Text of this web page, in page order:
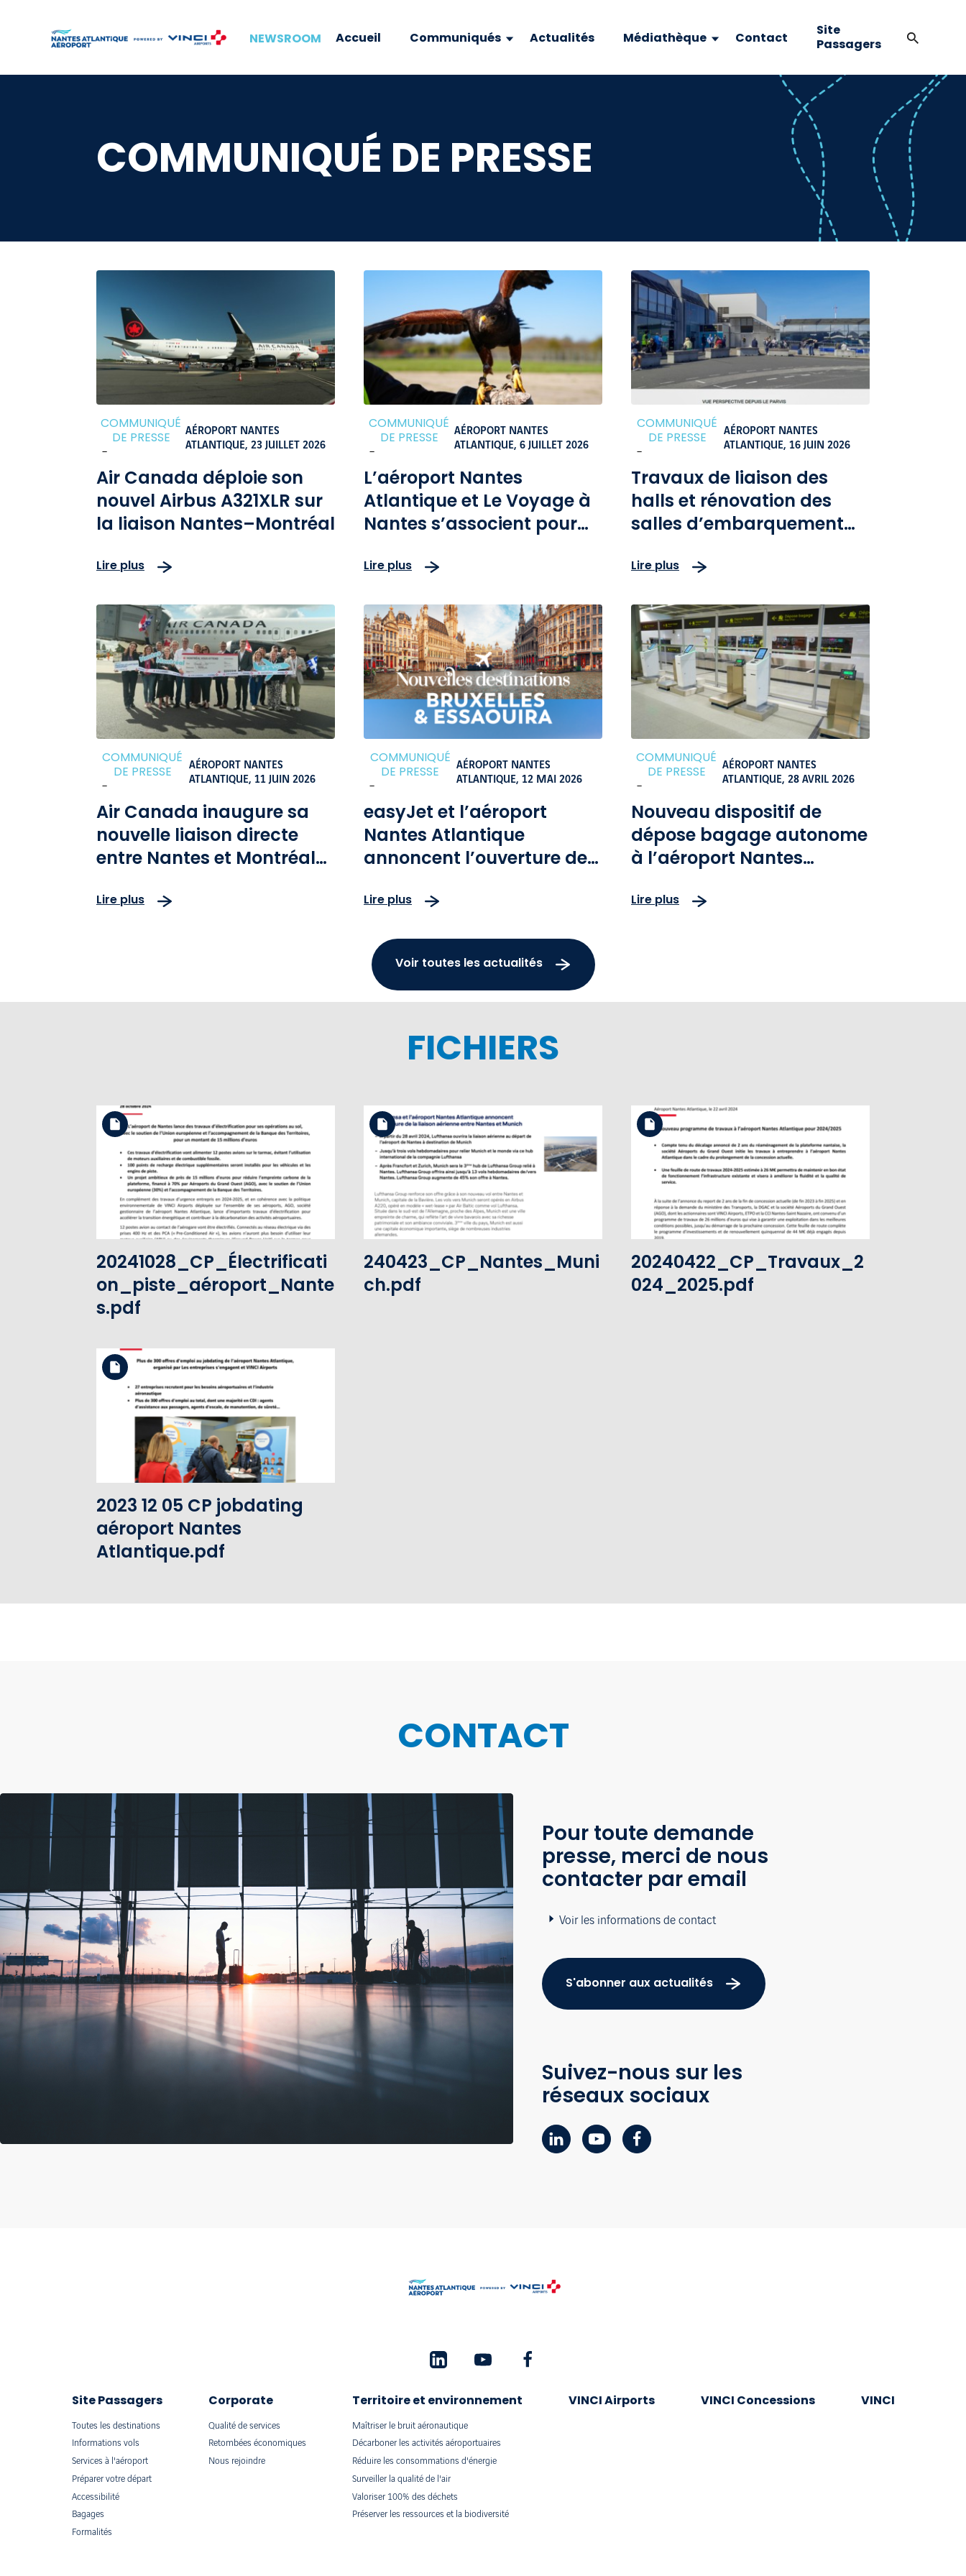
NEWSROOM Accueil Communiqués Actualités Médiathèque Contact
Site
Passagers
COMMUNIQUÉ DE PRESSE
COMMUNIQUÉ
DE PRESSE
-
AÉROPORT NANTES
ATLANTIQUE,23 JUILLET 2026
Air Canada déploie son
nouvel Airbus A321XLR sur
la liaison Nantes–Montréal
Lire plus
COMMUNIQUÉ
DE PRESSE
-
AÉROPORT NANTES
ATLANTIQUE,6 JUILLET 2026
L’aéroport Nantes
Atlantique et Le Voyage à
Nantes s’associent pour
inédite de l’artiste Anne-
Lire plus
COMMUNIQUÉ
DE PRESSE
-
AÉROPORT NANTES
ATLANTIQUE, 16 JUIN 2026
Travaux de liaison des
halls et rénovation des
salles d’embarquement
Atlantique : une
de la qualité de service
Lire plus
COMMUNIQUÉ
DE PRESSE
-
AÉROPORT NANTES
ATLANTIQUE, 11 JUIN 2026
Air Canada inaugure sa
nouvelle liaison directe
entre Nantes et Montréal
l’Airbus A321XLR dès cet
Lire plus
COMMUNIQUÉ
DE PRESSE
-
AÉROPORT NANTES
ATLANTIQUE, 12 MAI 2026
easyJet et l’aéroport
Nantes Atlantique
annoncent l’ouverture de
destinations directes
l’automne 2026
Lire plus
COMMUNIQUÉ
DE PRESSE
-
AÉROPORT NANTES
ATLANTIQUE, 28 AVRIL 2026
Nouveau dispositif de
dépose bagage autonome
à l’aéroport Nantes
Lire plus
Voir toutes les actualités
FICHIERS
Voir le fichier
Télécharger le fichier
20241028_CP_Électrificati
on_piste_aéroport_Nante
s.pdf
Voir le fichier
Télécharger le fichier
240423_CP_Nantes_Muni
ch.pdf
Télécharger le fichier
20240422_CP_Travaux_2
024_2025.pdf
Voir le fichier
Télécharger le fichier
2023 12 05 CP jobdating
aéroport Nantes
Atlantique.pdf
CONTACT
Pour toute demande
presse, merci de nous
contacter par email
Voir les informations de contact
S'abonner aux actualités
Suivez-nous sur les
réseaux sociaux
Site Passagers
Toutes les destinations
Informations vols
Services à l'aéroport
Préparer votre départ
Accessibilité
Bagages
Formalités
Corporate
Qualité de services
Retombées économiques
Nous rejoindre
Territoire et environnement
Maîtriser le bruit aéronautique
Décarboner les activités aéroportuaires
Réduire les consommations d'énergie
Surveiller la qualité de l'air
Valoriser 100% des déchets
Préserver les ressources et la biodiversité
VINCI Airports VINCI Concessions VINCI